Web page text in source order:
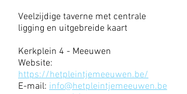
Veelzijdige taverne met centrale
ligging en uitgebreide kaart
Kerkplein 4 - Meeuwen
Website:
https://hetpleintjemeeuwen.be/
E-mail: info@hetpleintjemeeuwen.be